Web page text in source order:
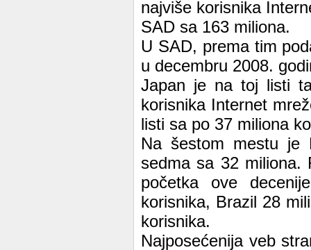
najviše korisnika
SAD sa 163 miliona.
U SAD, prema tim
u decembru 2008.
Japan je na toj listi
korisnika Internet
listi sa po 37 miliona
Na šestom mestu je
sedma sa 32 miliona.
početka ove
korisnika, Brazil 28
korisnika.
Najposećenija veb